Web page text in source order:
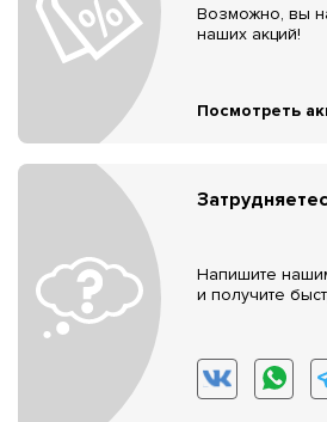
Возможно, вы
наших акций!
Посмотреть
Напишите
и получите